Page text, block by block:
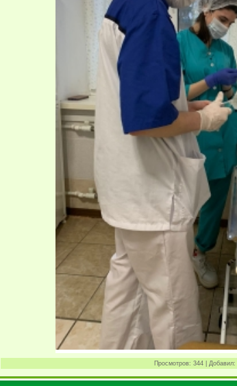
Просмотров: 344 | Добавил: